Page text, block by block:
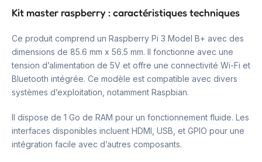
Kit master raspberry : caractéristiques techniques
Ce produit comprend un Raspberry Pi 3 Model B+ avec des
dimensions de 85.6 mm x 56.5 mm. Il fonctionne avec une
tension d’alimentation de 5V et offre une connectivité Wi-Fi et
Bluetooth intégrée. Ce modèle est compatible avec divers
systèmes d’exploitation, notamment Raspbian.
Il dispose de 1 Go de RAM pour un fonctionnement fluide. Les
interfaces disponibles incluent HDMI, USB, et GPIO pour une
intégration facile avec d’autres composants.